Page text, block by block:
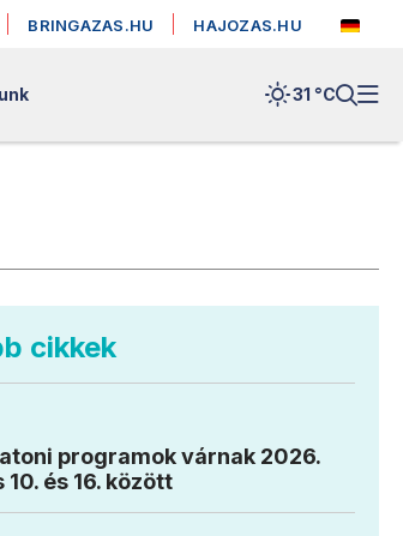
BRINGAZAS.HU HAJOZAS.HU
31 °C
cikkek
programok várnak 2026.
és 16. között